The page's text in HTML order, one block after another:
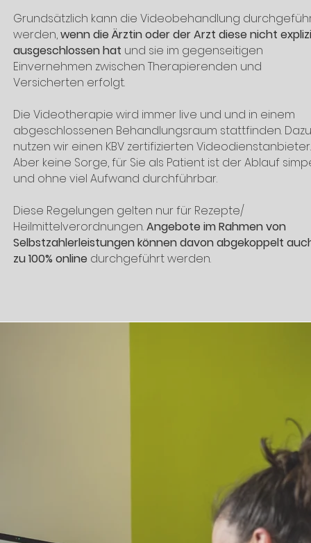
Grundsätzlich kann die Videobehandlung
werden,wenn die Ärztin oder der Arzt diese nicht
ausgeschlossen hat und sie im gegenseitigen
Einvernehmen zwischen Therapierenden und
Versicherten erfolgt.
Die Videotherapie wird immer live und und in einem
abgeschlossenen Behandlungsraum stattfinden. Dazu
nutzen wir einen KBV zertifizierten Videodienstanbieter.
Aber keine Sorge, für Sie als Patient ist der Ablauf
und ohne viel Aufwand durchführbar.
Diese Regelungen gelten nur für Rezepte/
Heilmittelverordnungen.Angebote im Rahmen von
Selbstzahlerleistungen können davon abgekoppelt
zu 100% online durchgeführt werden.